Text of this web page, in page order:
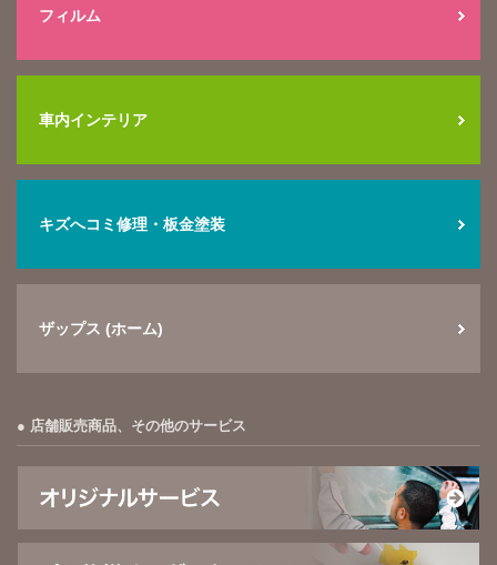
フィルム
車内インテリア
キズへコミ修理・板金塗装
ザップス (ホーム)
店舗販売商品、その他のサービス